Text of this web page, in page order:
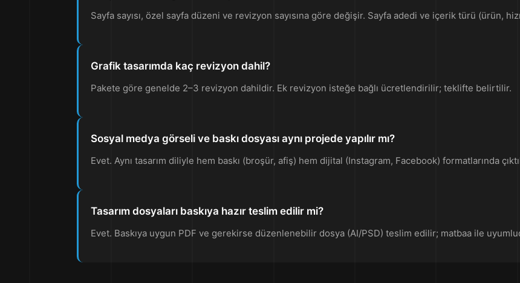
Sayfa sayısı, özel sayfa düzeni ve revizyon sayısına göre değişir. Sayfa adedi ve içerik türü (ürün,
Grafik tasarımda kaç revizyon dahil?
Pakete göre genelde 2–3 revizyon dahildir. Ek revizyon isteğe bağlı ücretlendirilir; teklifte belirtilir.
Sosyal medya görseli ve baskı dosyası aynı projede yapılır mı?
Evet. Aynı tasarım diliyle hem baskı (broşür, afiş) hem dijital (Instagram, Facebook) formatlarında
Tasarım dosyaları baskıya hazır teslim edilir mi?
Evet. Baskıya uygun PDF ve gerekirse düzenlenebilir dosya (AI/PSD) teslim edilir; matbaa ile